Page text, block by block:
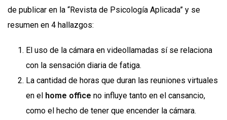
de publicar en la “Revista de Psicología Aplicada” y se
resumen en 4 hallazgos:
El uso de la cámara en videollamadas sí se relaciona
con la sensación diaria de fatiga.
La cantidad de horas que duran las reuniones virtuales
en el home office no influye tanto en el cansancio,
como el hecho de tener que encender la cámara.